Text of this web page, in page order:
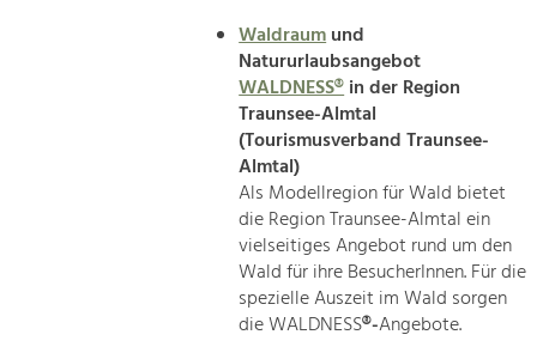
Waldraumund
Natururlaubsangebot
WALDNESS®in der Region
Traunsee-Almtal
(Tourismusverband Traunsee-
Almtal)
Als Modellregion für Wald bietet
die Region Traunsee-Almtal ein
vielseitiges Angebot rund um den
Wald für ihre BesucherInnen. Für die
spezielle Auszeit im Wald sorgen
die WALDNESS®-Angebote.